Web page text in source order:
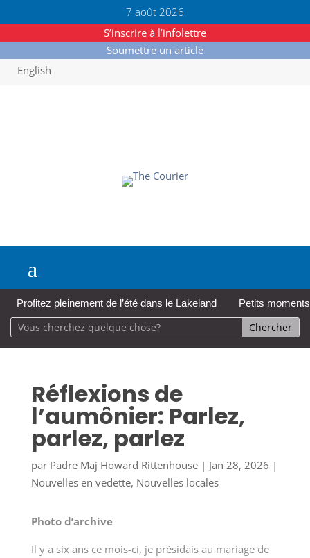
7 août 2026
S’inscrire à l’infolettre
Soumettre un article
English
Profitez pleinement de l’été dans le Lakeland Petits
Réflexions de
l’aumônier: Parlez,
parlez, parlez
par Padre Maj Howard Rittenhouse| Jan 28, 2026 |
Nouvelles en vedette, Nouvelles locales
Photo d’archive
Il y a six ans ce mois-ci, je présidais au mariage de